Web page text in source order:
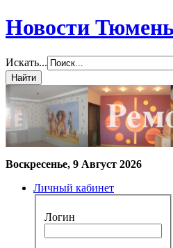
Новости
Искать...
Воскресенье, 9 Август 2026
Личный кабинет
Логин